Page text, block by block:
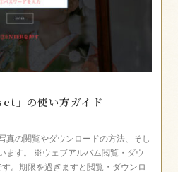
」の使い方ガイド
真の閲覧やダウンロードの方法、そし
ます。 ※ウェブアルバム閲覧・ダウ
。期限を過ぎますと閲覧・ダウンロ